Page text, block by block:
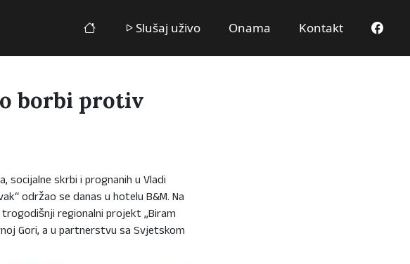
Slušaj uživo Onama Kontakt
borbi protiv
skrbi i prognanih u Vladi
održao se danas u hotelu B&M. Na
regionalni projekt „Biram
Gori, a u partnerstvu sa Svjetskom